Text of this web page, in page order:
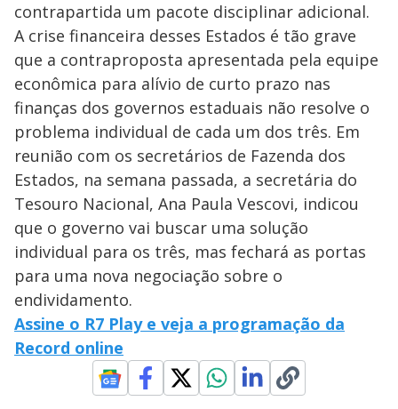
contrapartida um pacote disciplinar adicional.
A crise financeira desses Estados é tão grave
que a contraproposta apresentada pela equipe
econômica para alívio de curto prazo nas
finanças dos governos estaduais não resolve o
problema individual de cada um dos três. Em
reunião com os secretários de Fazenda dos
Estados, na semana passada, a secretária do
Tesouro Nacional, Ana Paula Vescovi, indicou
que o governo vai buscar uma solução
individual para os três, mas fechará as portas
para uma nova negociação sobre o
endividamento.
Assine o R7 Play e veja a programação da
Record online